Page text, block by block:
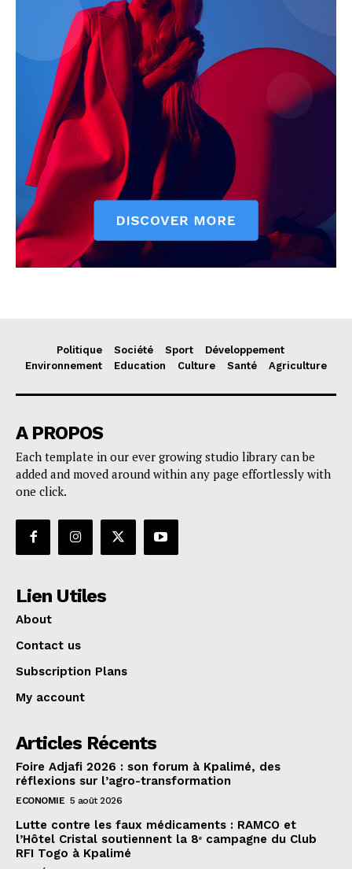
Politique Société Sport
Développement
Environnement
Education Culture Santé Agriculture
A PROPOS
Each template in our ever growing studio library can be
added and moved around within any page effortlessly with
one click.
Lien Utiles
About
Contact us
Subscription Plans
My account
Articles Récents
Foire Adjafi 2026 : son forum à Kpalimé, des
réflexions sur l’agro-transformation
ECONOMIE 5 août 2026
Lutte contre les faux médicaments : RAMCO et
l’Hôtel Cristal soutiennent la 8ᵉ campagne du Club
RFI Togo à Kpalimé